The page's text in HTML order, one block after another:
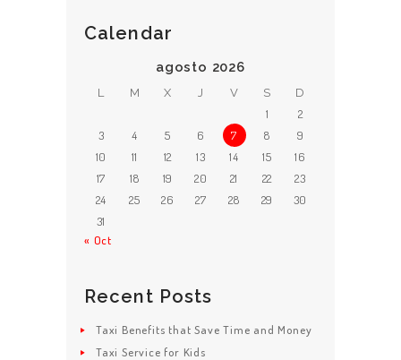
Calendar
agosto 2026
L M X J V S D
1
2
3
4 5 6 7 8
9
10
11 12 13 14 15
16
17
18 19 20 21 22
23
24
25 26 27 28 29
30
31
« Oct
Recent Posts
Taxi Benefits that Save Time and Money
Taxi Service for Kids